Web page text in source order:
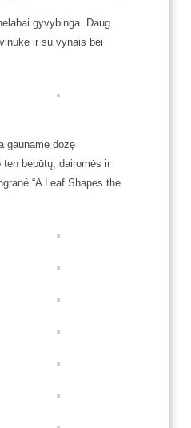
gyvybinga. Daug
ir su vynais bei
gauname dozę
bebūtų, dairomės ir
“A Leaf Shapes the